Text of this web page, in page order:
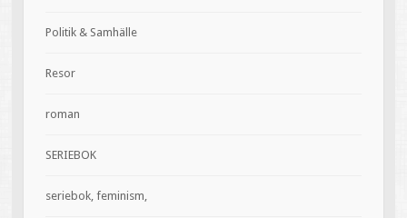
Politik & Samhälle
Resor
roman
SERIEBOK
seriebok, feminism,